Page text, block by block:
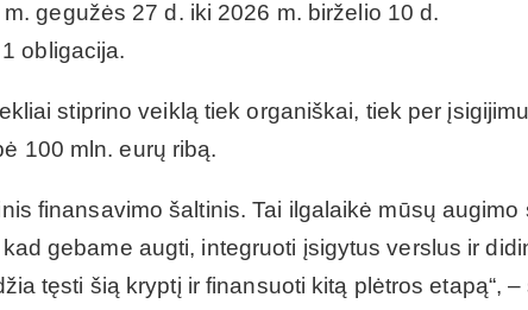
gegužės 27 d. iki 2026 m. birželio 10 d.
obligacija.
stiprino veiklą tiek organiškai, tiek per
100 mln. eurų ribą.
finansavimo šaltinis. Tai ilgalaikė mūsų augimo
gebame augti, integruoti įsigytus verslus ir
tęsti šią kryptį ir finansuoti kitą plėtros etapą“, –